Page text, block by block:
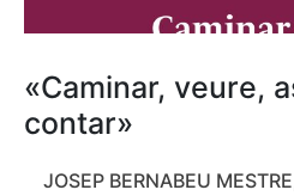
«Caminar, veure,
contar»
JOSEP BERNABEU